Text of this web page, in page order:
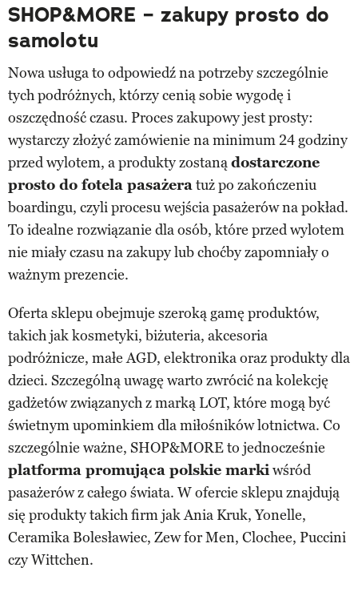
SHOP&MORE – zakupy prosto do
samolotu
Nowa usługa to odpowiedź na potrzeby szczególnie
tych podróżnych, którzy cenią sobie wygodę i
oszczędność czasu. Proces zakupowy jest prosty:
wystarczy złożyć zamówienie na minimum 24 godziny
przed wylotem, a produkty zostanądostarczone
prosto do fotela pasażeratuż po zakończeniu
boardingu, czyli procesu wejścia pasażerów na pokład.
To idealne rozwiązanie dla osób, które przed wylotem
nie miały czasu na zakupy lub choćby zapomniały o
ważnym prezencie.
Oferta sklepu obejmuje szeroką gamę produktów,
takich jak kosmetyki, biżuteria, akcesoria
podróżnicze, małe AGD, elektronika oraz produkty dla
dzieci. Szczególną uwagę warto zwrócić na kolekcję
gadżetów związanych z marką LOT, które mogą być
świetnym upominkiem dla miłośników lotnictwa. Co
szczególnie ważne, SHOP&MORE to jednocześnie
platforma promująca polskie markiwśród
pasażerów z całego świata. W ofercie sklepu znajdują
się produkty takich firm jak Ania Kruk, Yonelle,
Ceramika Bolesławiec, Zew for Men, Clochee, Puccini
czy Wittchen.